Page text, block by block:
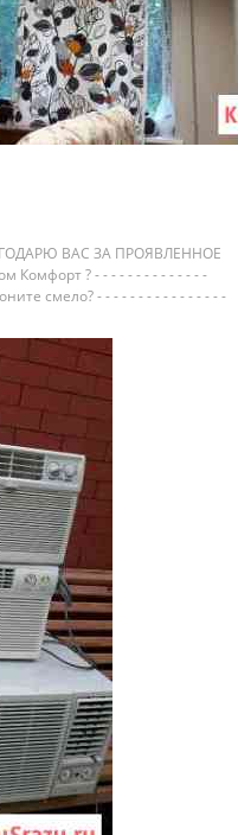
BАC ЗА ПРОЯBЛЕНHOE
? - - - - - - - - - - - - - -
смeло? - - - - - - - - - - - - - - - -
ДЕШEВЛE??? © Мы